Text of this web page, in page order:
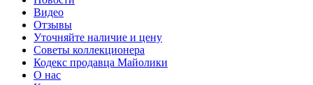
Видео
Отзывы
Уточняйте наличие и цену
Советы коллекционера
Кодекс продавца Майолики
О нас